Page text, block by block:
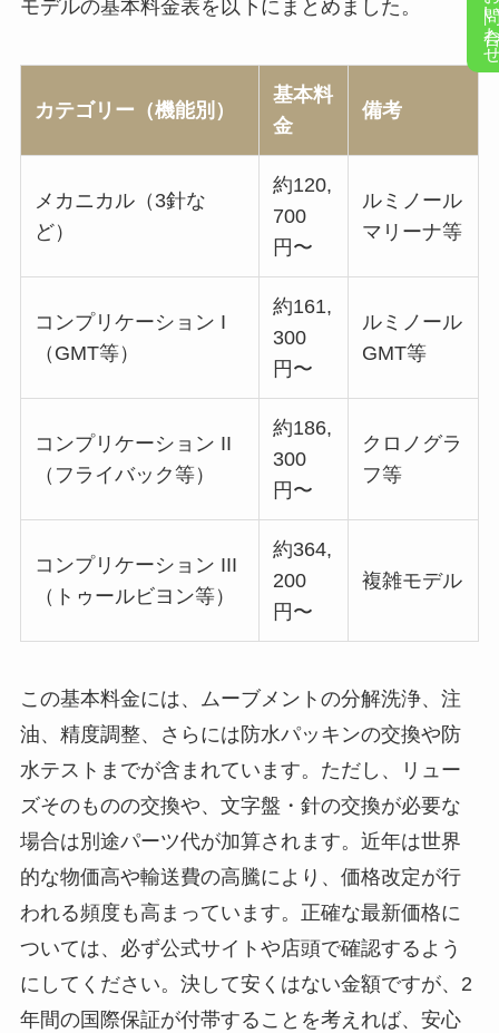
モデルの基本料金表を以下にまとめました。
カテゴリー（機能別）
基本料
金
備考
メカニカル（3針な
ど）
約120,
700
円〜
ルミノール
マリーナ等
コンプリケーション I
（GMT等）
約161,
300
円〜
ルミノール
GMT等
コンプリケーション II
（フライバック等）
約186,
300
円〜
クロノグラ
フ等
コンプリケーション III
（トゥールビヨン等）
約364,
200
円〜
複雑モデル
この基本料金には、ムーブメントの分解洗浄、注
油、精度調整、さらには防水パッキンの交換や防
水テストまでが含まれています。ただし、リュー
ズそのものの交換や、文字盤・針の交換が必要な
場合は別途パーツ代が加算されます。近年は世界
的な物価高や輸送費の高騰により、価格改定が行
われる頻度も高まっています。正確な最新価格に
ついては、必ず公式サイトや店頭で確認するよう
にしてください。決して安くはない金額ですが、2
年間の国際保証が付帯することを考えれば、安心